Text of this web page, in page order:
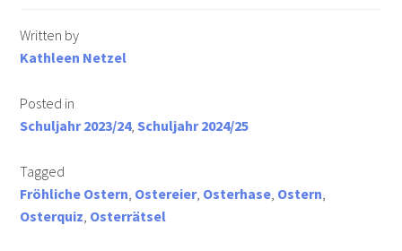
Informationen für Busfahrschüler
Schulsozialarbeit
Schulkonferenz
Wir suchen Verstärkung für unser Team!
Written by
Kathleen Netzel
Posted in
Schuljahr 2023/24,Schuljahr 2024/25
Tagged
Fröhliche Ostern Ostereier, Osterhase Ostern
Osterquiz Osterrätsel